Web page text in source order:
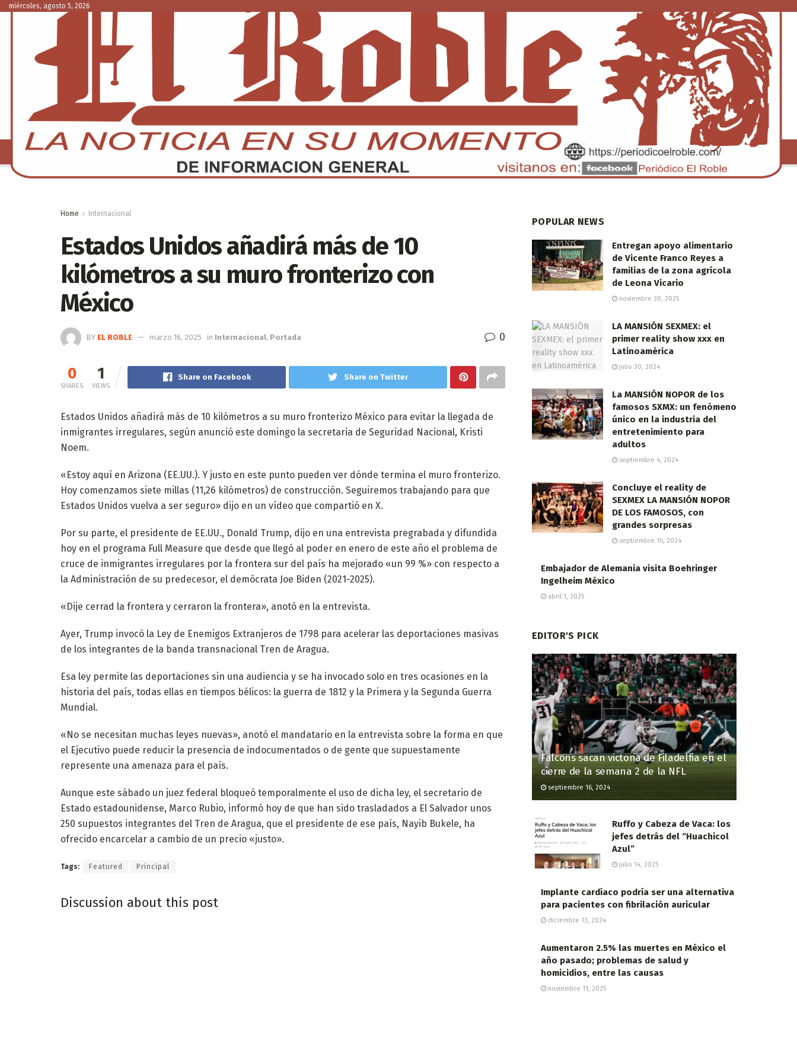
miércoles, agosto 5, 2026
NACIONAL CDMX EDOMEX ECONOMÍA INTERNACIONAL DEPORTES TENDENCIA
Home Internacional
Estados Unidos añadirá más de 10
kilómetros a su muro fronterizo con
México
BY EL ROBLE marzo 16, 2025 in Internacional, Portada 0
0
SHARES
1
VIEWS
Share on Facebook Share on Twitter
Estados Unidos añadirá más de 10 kilómetros a su muro fronterizo México para evitar la llegada de
inmigrantes irregulares, según anunció este domingo la secretaria de Seguridad Nacional, Kristi
Noem.
«Estoy aquí en Arizona (EE.UU.). Y justo en este punto pueden ver dónde termina el muro fronterizo.
Hoy comenzamos siete millas (11,26 kilómetros) de construcción. Seguiremos trabajando para que
Estados Unidos vuelva a ser seguro» dijo en un vídeo que compartió en X.
Por su parte, el presidente de EE.UU., Donald Trump, dijo en una entrevista pregrabada y difundida
hoy en el programa Full Measure que desde que llegó al poder en enero de este año el problema de
cruce de inmigrantes irregulares por la frontera sur del país ha mejorado «un 99 %» con respecto a
la Administración de su predecesor, el demócrata Joe Biden (2021-2025).
«Dije cerrad la frontera y cerraron la frontera», anotó en la entrevista.
Ayer, Trump invocó la Ley de Enemigos Extranjeros de 1798 para acelerar las deportaciones masivas
de los integrantes de la banda transnacional Tren de Aragua.
Esa ley permite las deportaciones sin una audiencia y se ha invocado solo en tres ocasiones en la
historia del país, todas ellas en tiempos bélicos: la guerra de 1812 y la Primera y la Segunda Guerra
Mundial.
«No se necesitan muchas leyes nuevas», anotó el mandatario en la entrevista sobre la forma en que
el Ejecutivo puede reducir la presencia de indocumentados o de gente que supuestamente
represente una amenaza para el país.
Aunque este sábado un juez federal bloqueó temporalmente el uso de dicha ley, el secretario de
Estado estadounidense, Marco Rubio, informó hoy de que han sido trasladados a El Salvador unos
250 supuestos integrantes del Tren de Aragua, que el presidente de ese país, Nayib Bukele, ha
ofrecido encarcelar a cambio de un precio «justo».
Tags: Featured Principal
Discussion about this post
POPULAR NEWS
Entregan apoyo alimentario
de Vicente Franco Reyes a
familias de la zona agrícola
de Leona Vicario
noviembre 30, 2025
LA MANSIÓN SEXMEX: el
primer reality show xxx en
Latinoamérica
julio 30, 2024
La MANSIÓN NOPOR de los
famosos SXMX: un fenómeno
único en la industria del
entretenimiento para
adultos
septiembre 4, 2024
Concluye el reality de
SEXMEX LA MANSIÓN NOPOR
DE LOS FAMOSOS, con
grandes sorpresas
septiembre 16, 2024
Embajador de Alemania visita Boehringer
Ingelheim México
abril 1, 2025
EDITOR'S PICK
Falcons sacan victoria de Filadelfia en el
cierre de la semana 2 de la NFL
septiembre 16, 2024
Ruffo y Cabeza de Vaca: los
jefes detrás del “Huachicol
Azul”
julio 14, 2025
Implante cardíaco podría ser una alternativa
para pacientes con fibrilación auricular
diciembre 13, 2024
Aumentaron 2.5% las muertes en México el
año pasado; problemas de salud y
homicidios, entre las causas
noviembre 11, 2025